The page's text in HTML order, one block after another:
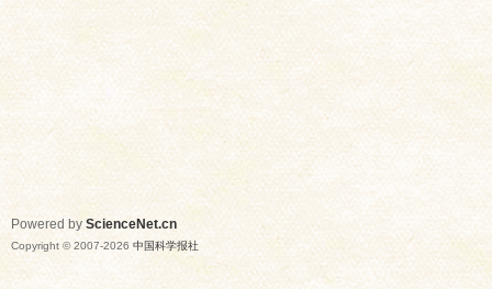
Powered by ScienceNet.cn
Copyright © 2007-2026 中国科学报社